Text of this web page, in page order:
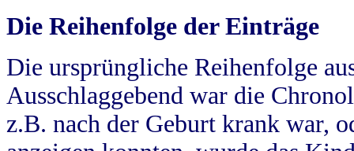
Die Reihenfolge der Einträge
Die ursprüngliche Reihenfolge
Ausschlaggebend war die
z.B. nach der Geburt krank war,